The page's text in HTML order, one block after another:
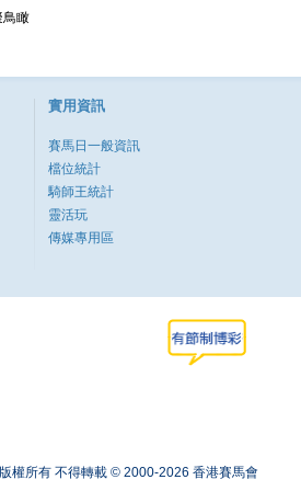
鳥瞰
實用資訊
賽馬日一般資訊
檔位統計
騎師王統計
靈活玩
傳媒專用區
版權所有 不得轉載 © 2000-2026 香港賽馬會